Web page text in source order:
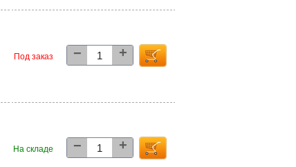
Под заказ − +
На складе − +